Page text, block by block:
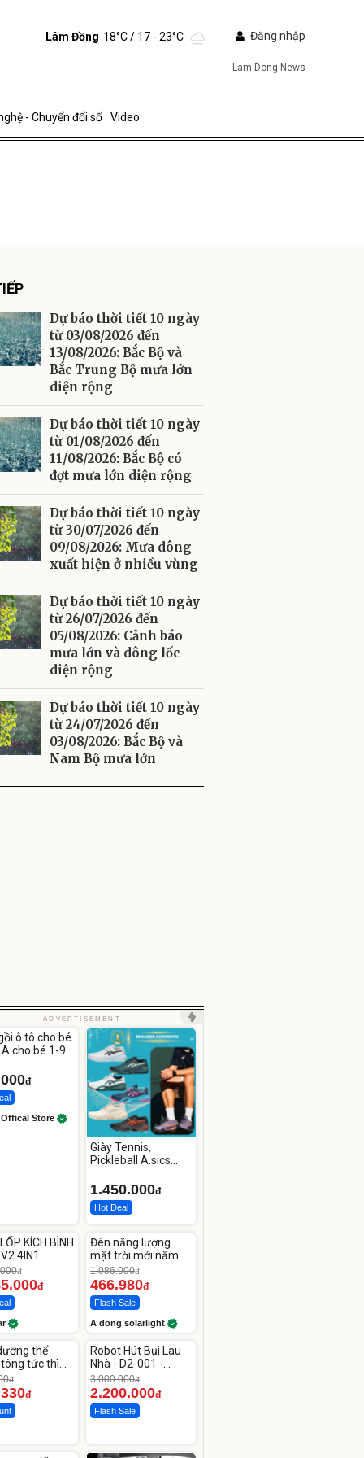
Lâm Đồng 18°C/ 17 - 23°C Đăng nhập
Lam Dong News
- Chuyển đổi số Video
Dự báo thời tiết 10 ngày
từ 03/08/2026 đến
13/08/2026: Bắc Bộ và
Bắc Trung Bộ mưa lớn
diện rộng
Dự báo thời tiết 10 ngày
từ 01/08/2026 đến
11/08/2026: Bắc Bộ có
đợt mưa lớn diện rộng
Dự báo thời tiết 10 ngày
từ 30/07/2026 đến
09/08/2026: Mưa dông
xuất hiện ở nhiều vùng
Dự báo thời tiết 10 ngày
từ 26/07/2026 đến
05/08/2026: Cảnh báo
mưa lớn và dông lốc
diện rộng
Dự báo thời tiết 10 ngày
từ 24/07/2026 đến
03/08/2026: Bắc Bộ và
Nam Bộ mưa lớn
ADVERTISEMENT
Video
Player
is
loading.
ô tô cho bé
cho bé 1-9
đ
Store
Giày Tennis,
Pickleball A.sics
Các Phối Màu
1.450.000đ
Hot Deal
Video
Player
is
loading.
KÍCH BÌNH
4IN1
đ
đ
-56%
Video
Player
is
loading.
Đèn năng lượng
mặt trời mới năm
2026 có 120 viên
LED lớn
1.086.000đ
466.980đ
Flash Sale
A dong solarlight
Video
Player
is
loading.
thể
tức thì
Body
đ
đ
-26%
Video
Player
is
loading.
Robot Hút Bụi Lau
Nhà - D2-001 -
Thông Minh
3.000.000đ
2.200.000đ
Flash Sale
Video